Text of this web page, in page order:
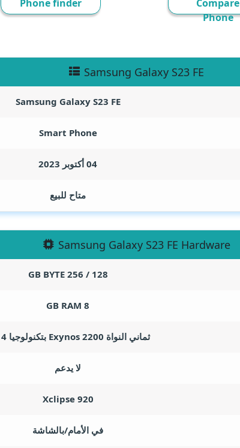
Compare
Phone
Phone finder
Samsung Galaxy S23 FE
Samsung Galaxy S23 FE
Smart Phone
04 أكتوبر 2023
متاح للبيع
Samsung Galaxy S23 FE Hardware
128 / 256
GB BYTE
8
GB RAM
ثماني النواة Exynos 2200 بتكنولوجيا 4 نانو
لا يدعم
Xclipse 920
في الأمام/بالشاشة